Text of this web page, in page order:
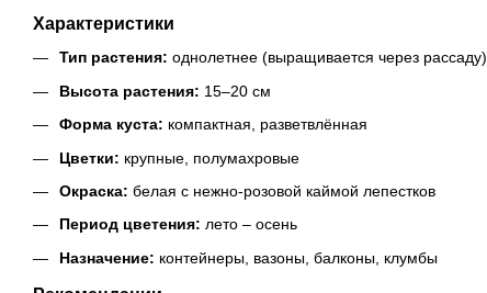
Характеристики
Тип растения: однолетнее (выращивается через рассаду)
Высота растения: 15–20 см
Форма куста: компактная, разветвлённая
Цветки: крупные, полумахровые
Окраска: белая с нежно-розовой каймой лепестков
Период цветения: лето – осень
Назначение: контейнеры, вазоны, балконы, клумбы